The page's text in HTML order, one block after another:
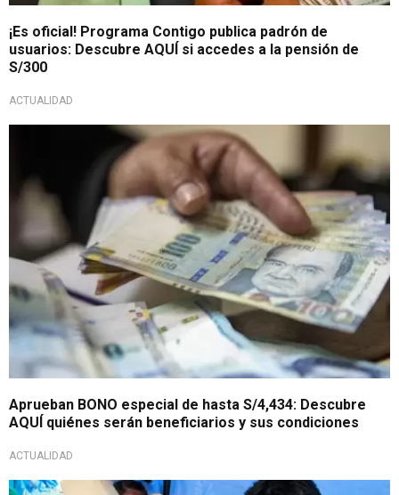
¡Es oficial! Programa Contigo publica padrón de
usuarios: Descubre AQUÍ si accedes a la pensión de
S/300
ACTUALIDAD
En sector educativo
Aprueban BONO especial de hasta S/4,434: Descubre
AQUÍ quiénes serán beneficiarios y sus condiciones
ACTUALIDAD